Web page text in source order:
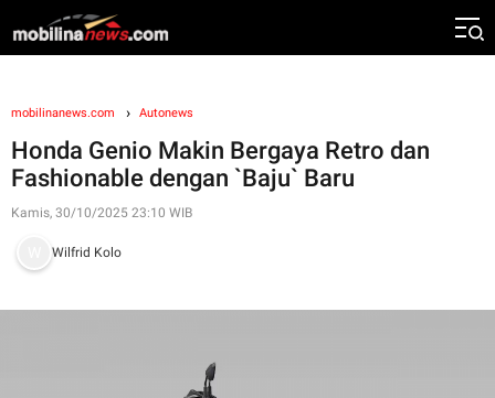
mobilinanews.com Autonews
Honda Genio Makin Bergaya Retro dan
Fashionable dengan `Baju` Baru
Kamis, 30/10/2025 23:10 WIB
Wilfrid Kolo